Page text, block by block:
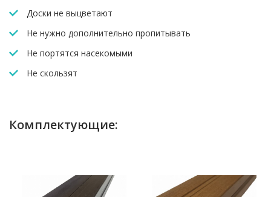
Доски не выцветают
Не нужно дополнительно пропитывать
Не портятся насекомыми
Не скользят
Комплектующие: